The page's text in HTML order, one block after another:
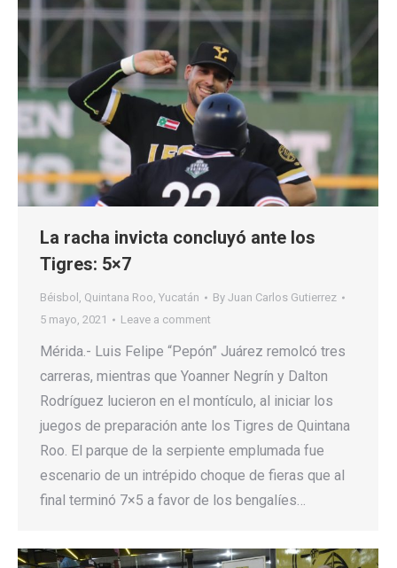
La racha invicta concluyó ante los
Tigres: 5×7
Béisbol , Quintana Roo, Yucatán By Juan Carlos Gutierrez
5 mayo, 2021
Leave a comment
Mérida.- Luis Felipe “Pepón” Juárez remolcó tres
carreras, mientras que Yoanner Negrín y Dalton
Rodríguez lucieron en el montículo, al iniciar los
juegos de preparación ante los Tigres de Quintana
Roo. El parque de la serpiente emplumada fue
escenario de un intrépido choque de fieras que al
final terminó 7×5 a favor de los bengalíes…